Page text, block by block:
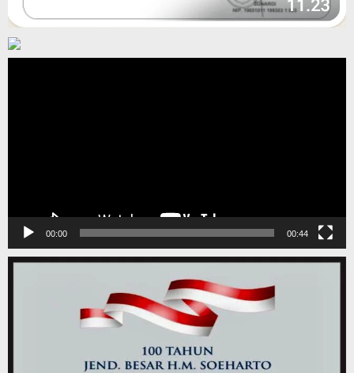
00:00 00:44